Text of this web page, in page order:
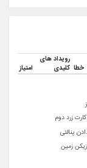
خطا
رویداد های
کلیدی
امتیاز
زرد دوم
پنالتی
زمین